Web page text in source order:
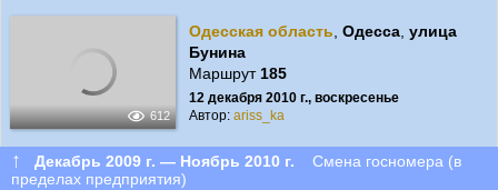
612
Одесская область, Одесса, улица
Бунина
Маршрут185
12 декабря 2010 г., воскресенье
Автор: ariss_ka
↑ Декабрь 2009 г. — Ноябрь 2010 г. Смена госномера (в
пределах предприятия)